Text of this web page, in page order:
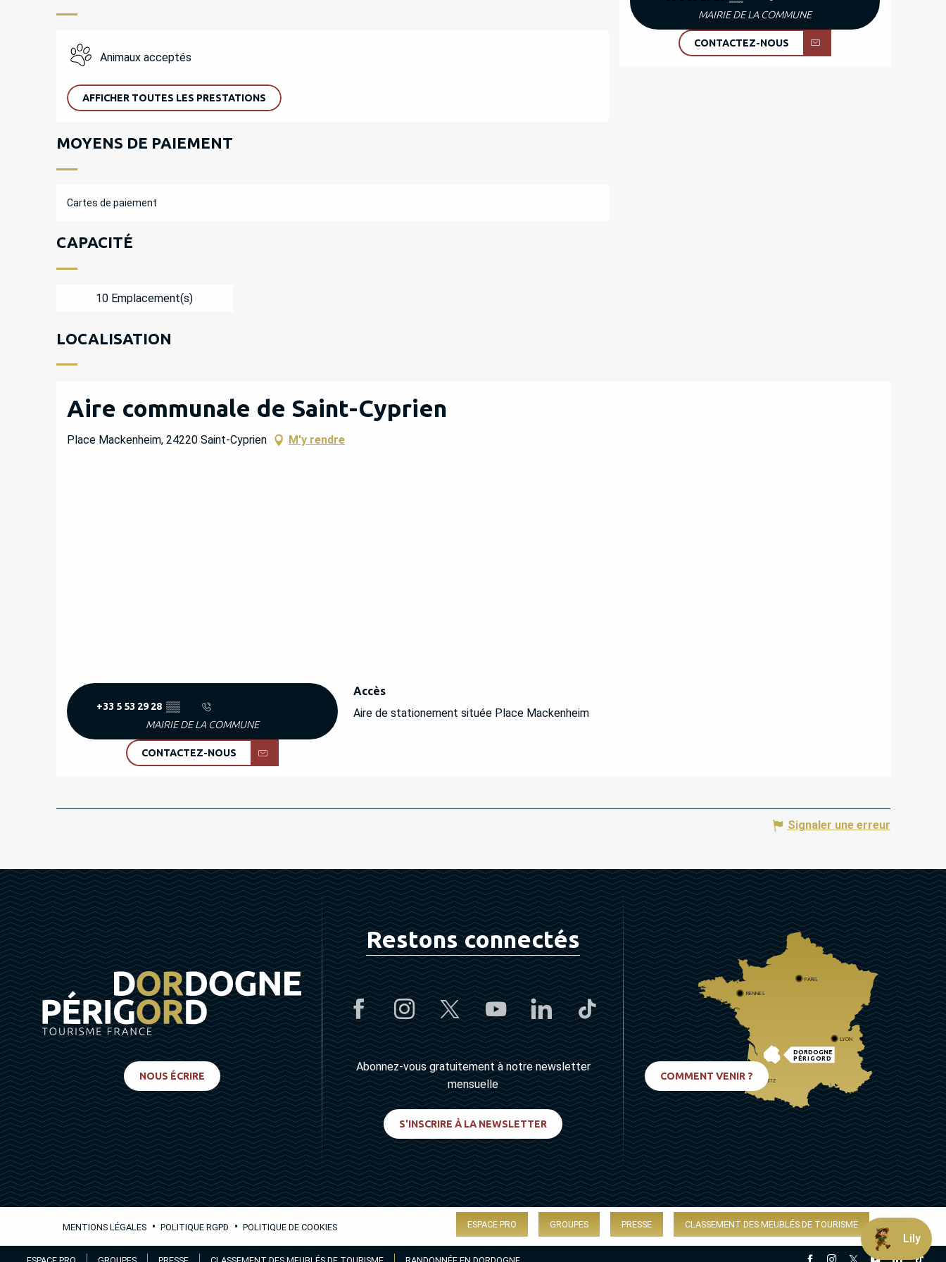
MAIRIE DE LA COMMUNE
CONTACTEZ-NOUS
Animaux acceptés
AFFICHER TOUTES LES PRESTATIONS
MOYENS DE PAIEMENT
Cartes de paiement
CAPACITÉ
10 Emplacement(s)
LOCALISATION
Aire communale de Saint-Cyprien
Place Mackenheim, 24220 Saint-Cyprien M'y rendre
+33 5 53 29 28 ▒▒
MAIRIE DE LA COMMUNE
CONTACTEZ-NOUS
Accès
Accès
Aire de stationement située Place Mackenheim
Signaler une erreur
NOUS ÉCRIRE
Restons connectés
Abonnez-vous gratuitement à notre newsletter
mensuelle
S'INSCRIRE À LA NEWSLETTER
DORDOGNE
PÉRIGORD
PARIS
RENNES
LYON
BIARRITZ
COMMENT VENIR ?
MENTIONS LÉGALES • POLITIQUE RGPD • POLITIQUE DE COOKIES ESPACE PRO GROUPES PRESSE CLASSEMENT DES MEUBLÉS DE TOURISME
Lily